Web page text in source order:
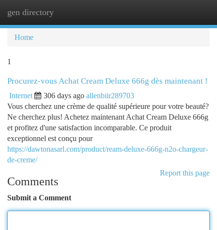
gen directory
Home
1
Procurez-vous Achat Cream Deluxe 666g dès maintenant !
Internet 306 days ago allenbiir289703
Vous cherchez une crème de qualité supérieure pour votre beauté?
Ne cherchez plus! Achetez maintenant Achat Cream Deluxe 666g
et profitez d'une satisfaction incomparable. Ce produit
exceptionnel est conçu pour
https://dawtonasarl.com/product/ream-deluxe-666g-n2o-chargeur-
de-creme/
Report this page
Comments
Submit a Comment